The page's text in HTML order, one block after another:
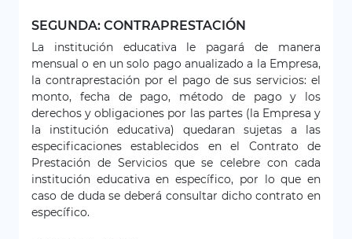
SEGUNDA: CONTRAPRESTACIÓN
La institución educativa le pagará de manera
mensual o en un solo pago anualizado a la Empresa,
la contraprestación por el pago de sus servicios: el
monto, fecha de pago, método de pago y los
derechos y obligaciones por las partes (la Empresa y
la institución educativa) quedaran sujetas a las
especificaciones establecidos en el Contrato de
Prestación de Servicios que se celebre con cada
institución educativa en específico, por lo que en
caso de duda se deberá consultar dicho contrato en
específico.